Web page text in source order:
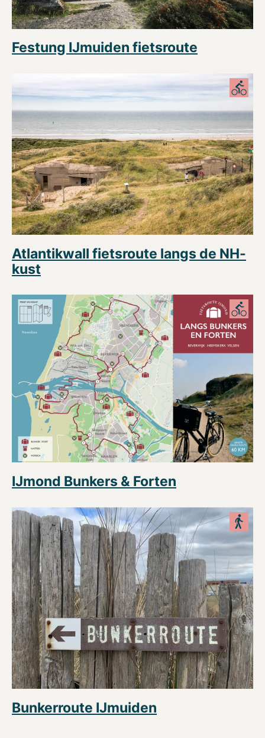
Festung IJmuiden fietsroute
Atlantikwall fietsroute langs de NH-
kust
IJmond Bunkers & Forten
Bunkerroute IJmuiden